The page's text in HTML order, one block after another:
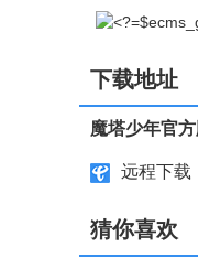
下载地址
魔塔少年官
远程下载
猜你喜欢